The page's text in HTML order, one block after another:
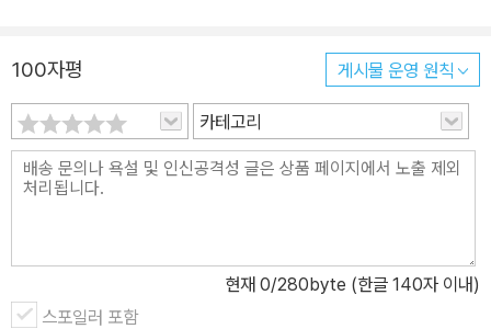
100자평 게시물 운영 원칙
카테고리
현재 0/280byte (한글 140자 이내)
스포일러 포함